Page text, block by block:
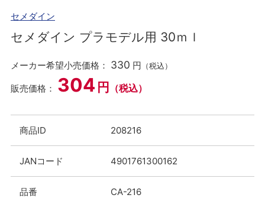
セメダイン
セメダイン プラモデル用 30ｍｌ
メーカー希望小売価格： 330 円 （税込）
販売価格： 304 円 （税込）
商品ID 208216
JANコード 4901761300162
品番 CA-216